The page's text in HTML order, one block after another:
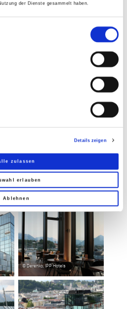
der Dienste gesammelt haben.
Details zeigen
zulassen
erlauben
Ablehnen
Meter hohe XL-
geben hier über zwei